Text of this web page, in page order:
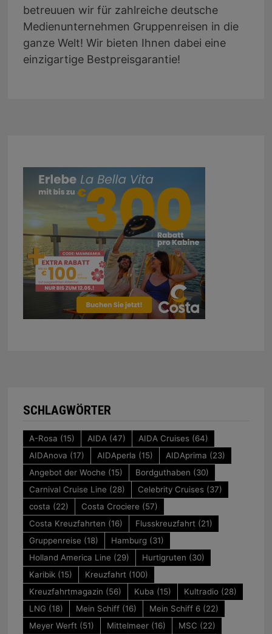
betreuuen wir für zahlreiche deutsche
Medienunternehmen Gruppenreisen in die
ganze Welt! Wir bieten Ihnen dabei eine
einzigartige Bestpreisgarantie!
SCHLAGWÖRTER
A-Rosa (15) AIDA (47) AIDA Cruises (64)
AIDAnova (17) AIDAperla (15) AIDAprima (23)
Angebot der Woche (15) Bordguthaben (30)
Carnival Cruise Line (28) Celebrity Cruises (37)
costa (22) Costa Crociere (57)
Costa Kreuzfahrten (16) Flusskreuzfahrt (21)
Gruppenreise (18) Hamburg (31)
Holland America Line (29) Hurtigruten (30)
Karibik(15) Kreuzfahrt (100)
Kreuzfahrtmagazin (56) Kuba (15) Kultradio(28)
LNG (18) Mein Schiff(16) Mein Schiff 6(22)
Meyer Werft (51) Mittelmeer(16) MSC (22)